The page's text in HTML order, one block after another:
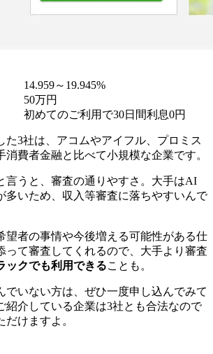
14.959～19.945%
50万円
初めてのご利用で30日間利息0円
た3社は、アコムやアイフル、プロミス
消費者金融と比べて小規模な企業です。
言うと、審査の通りやすさ。大手はAI
多いため、収入等審査に落ちやすいんで
望者の事情や今後増える可能性がある仕
って審査してくれるので、大手より審査
ックでも利用できることも。
でいない方は、ぜひ一度申し込んでみて
紹介している企業は3社とも合法なので
けますよ。